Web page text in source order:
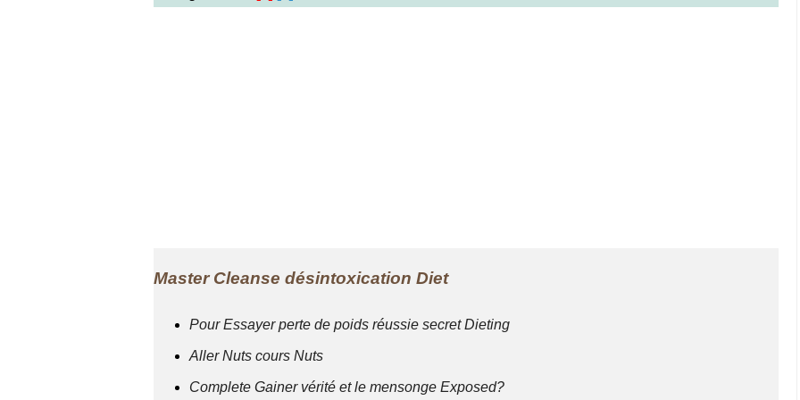
Master Cleanse désintoxication Diet
Pour Essayer perte de poids réussie secret Dieting
Aller Nuts cours Nuts
Complete Gainer vérité et le mensonge Exposed?